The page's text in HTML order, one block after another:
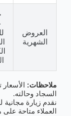
العروض
الشهرية
ملاحظات:
السجاد وحالته.
نقدم زيارة مجانية
العملاء متاحة